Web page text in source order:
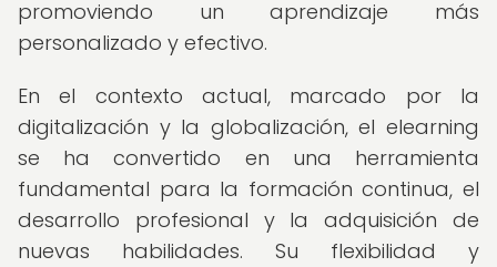
promoviendo un aprendizaje más
personalizado y efectivo.
En el contexto actual, marcado por la
digitalización y la globalización, el elearning
se ha convertido en una herramienta
fundamental para la formación continua, el
desarrollo profesional y la adquisición de
nuevas habilidades. Su flexibilidad y